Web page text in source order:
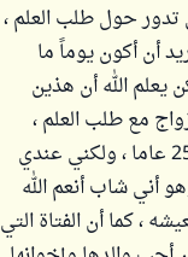
حول طلب العلم ،
أن أكون يوماً ما
يعلم الله أن هذين
: هل يتعارض الزواج مع طلب العلم ،
خاصةً أنى فى بداية الطلب ، وقد تأخرت كثيراً فى الطلب ، فعمري الآن 25 عاما ، ولكني عندي
أني شاب أنعم الله
، كما أن الفتاة التي